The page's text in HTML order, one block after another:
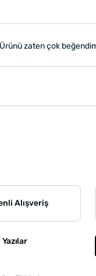
zaten çok beğendim
Alışveriş